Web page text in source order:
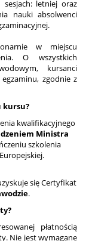
letniej oraz
nauki absolwenci
w miejscu
O wszystkich
kursanci
zgodnie z
kursu?
kwalifikacyjnego
Ministra
szkolenia
się Certyfikat
.
płatnością
Nie jest wymagane